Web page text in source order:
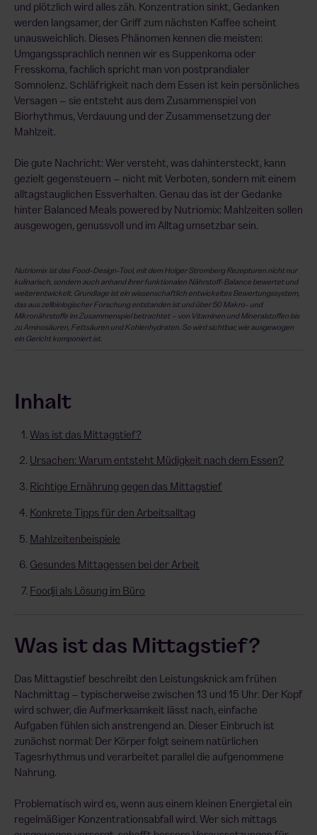
und plötzlich wird alles zäh. Konzentration sinkt, Gedanken
werden langsamer, der Griff zum nächsten Kaffee scheint
unausweichlich. Dieses Phänomen kennen die meisten:
Umgangssprachlich nennen wir es Suppenkoma oder
Fresskoma, fachlich spricht man von postprandialer
Somnolenz. Schläfrigkeit nach dem Essen ist kein persönliches
Versagen – sie entsteht aus dem Zusammenspiel von
Biorhythmus, Verdauung und der Zusammensetzung der
Mahlzeit.
Die gute Nachricht: Wer versteht, was dahintersteckt, kann
gezielt gegensteuern – nicht mit Verboten, sondern mit einem
alltagstauglichen Essverhalten. Genau das ist der Gedanke
hinter Balanced Meals powered by Nutriomix: Mahlzeiten sollen
ausgewogen, genussvoll und im Alltag umsetzbar sein.
Nutriomix ist das Food-Design-Tool, mit dem Holger Stromberg Rezepturen nicht nur
kulinarisch, sondern auch anhand ihrer funktionalen Nährstoff-Balance bewertet und
weiterentwickelt. Grundlage ist ein wissenschaftlich entwickeltes Bewertungssystem,
das aus zellbiologischer Forschung entstanden ist und über 50 Makro- und
Mikronährstoffe im Zusammenspiel betrachtet – von Vitaminen und Mineralstoffen bis
zu Aminosäuren, Fettsäuren und Kohlenhydraten. So wird sichtbar, wie ausgewogen
ein Gericht komponiert ist.
Inhalt
Was ist das Mittagstief?
Ursachen: Warum entsteht Müdigkeit nach dem Essen?
Richtige Ernährung gegen das Mittagstief
Konkrete Tipps für den Arbeitsalltag
Mahlzeitenbeispiele
Gesundes Mittagessen bei der Arbeit
Foodji als Lösung im Büro
Was ist das Mittagstief?
Das Mittagstief beschreibt den Leistungsknick am frühen
Nachmittag – typischerweise zwischen 13 und 15 Uhr. Der Kopf
wird schwer, die Aufmerksamkeit lässt nach, einfache
Aufgaben fühlen sich anstrengend an. Dieser Einbruch ist
zunächst normal: Der Körper folgt seinem natürlichen
Tagesrhythmus und verarbeitet parallel die aufgenommene
Nahrung.
Problematisch wird es, wenn aus einem kleinen Energietal ein
regelmäßiger Konzentrationsabfall wird. Wer sich mittags